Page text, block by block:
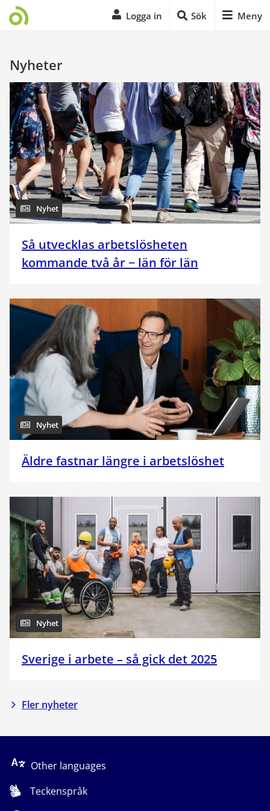
Logga in Sök Meny
Nyheter
Nyhet
Så utvecklas arbetslösheten
kommande två år − län för län
Nyhet
Äldre fastnar längre i arbetslöshet
Nyhet
Sverige i arbete – så gick det 2025
Fler nyheter
Other languages
Teckenspråk